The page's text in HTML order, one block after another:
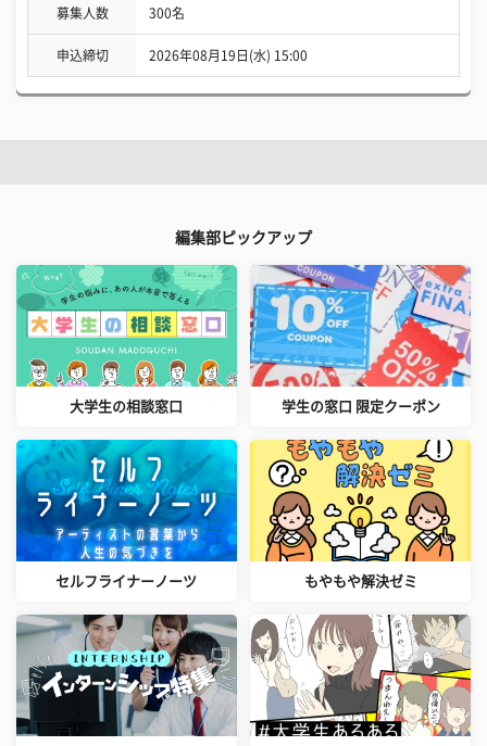
募集人数 300名
申込締切 2026年08月19日(水) 15:00
編集部ピックアップ
大学生の相談窓口 学生の窓口 限定クーポン
セルフライナーノーツ もやもや解決ゼミ